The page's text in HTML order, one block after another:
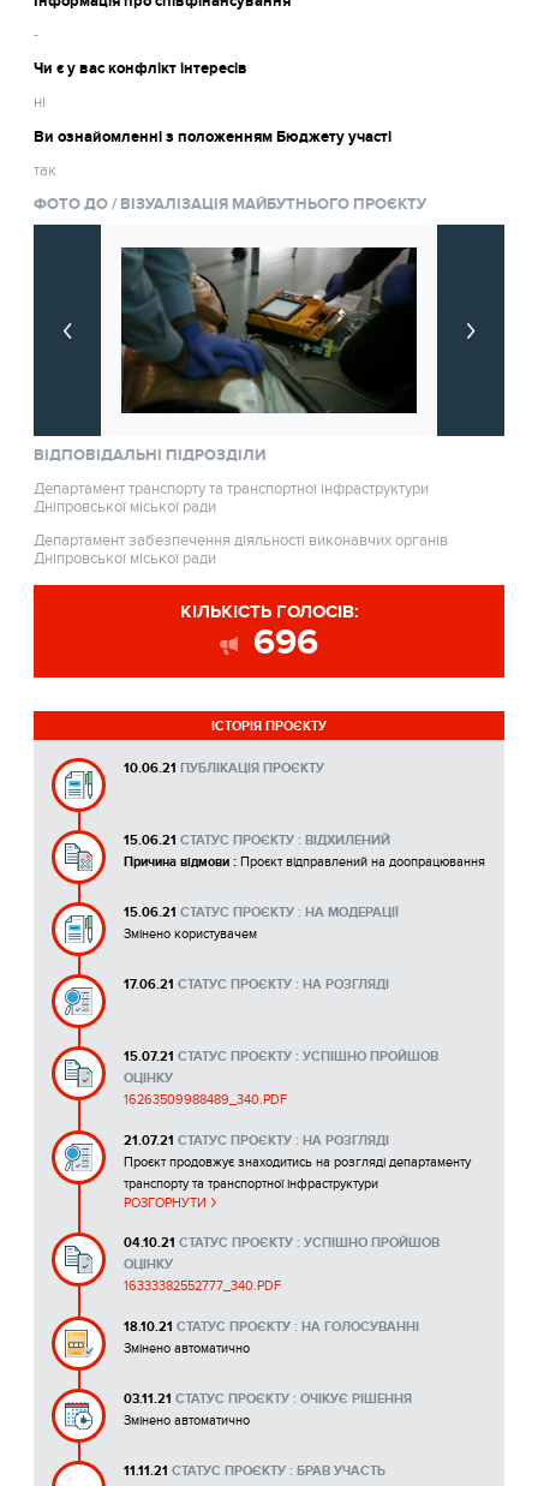
-
Чи є у вас конфлікт інтересів
ні
Ви ознайомленні з положенням Бюджету участі
так
ФОТО ДО / ВІЗУАЛІЗАЦІЯ МАЙБУТНЬОГО ПРОЄКТУ
ВІДПОВІДАЛЬНІ ПІДРОЗДІЛИ
Департамент транспорту та транспортної інфраструктури
Дніпровської міської ради
Департамент забезпечення діяльності виконавчих органів
Дніпровської міської ради
КІЛЬКІСТЬ ГОЛОСІВ:
696
ІСТОРІЯ ПРОЄКТУ
10.06.21 ПУБЛІКАЦІЯ ПРОЄКТУ
15.06.21 СТАТУС ПРОЄКТУ : ВІДХИЛЕНИЙ
Причина відмови : Проєкт відправлений на доопрацювання
15.06.21 СТАТУС ПРОЄКТУ : НА МОДЕРАЦІЇ
Змінено користувачем
17.06.21 СТАТУС ПРОЄКТУ : НА РОЗГЛЯДІ
15.07.21 СТАТУС ПРОЄКТУ : УСПІШНО ПРОЙШОВ
ОЦІНКУ
16263509988489_340.PDF
21.07.21 СТАТУС ПРОЄКТУ : НА РОЗГЛЯДІ
Проєкт продовжує знаходитись на розгляді департаменту
транспорту та транспортної інфраструктури
РОЗГОРНУТИ
04.10.21 СТАТУС ПРОЄКТУ : УСПІШНО ПРОЙШОВ
ОЦІНКУ
16333382552777_340.PDF
18.10.21 СТАТУС ПРОЄКТУ : НА ГОЛОСУВАННІ
Змінено автоматично
03.11.21 СТАТУС ПРОЄКТУ : ОЧІКУЄ РІШЕННЯ
Змінено автоматично
11.11.21 СТАТУС ПРОЄКТУ : БРАВ УЧАСТЬ